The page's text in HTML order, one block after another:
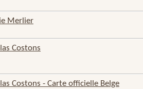
Merlier
Costons
Costons - Carte officielle Belge